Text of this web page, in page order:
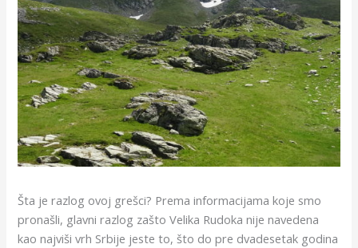
Šta je razlog ovoj grešci? Prema informacijama koje smo
pronašli, glavni razlog zašto Velika Rudoka nije navedena
kao najviši vrh Srbije jeste to, što do pre dvadesetak godina